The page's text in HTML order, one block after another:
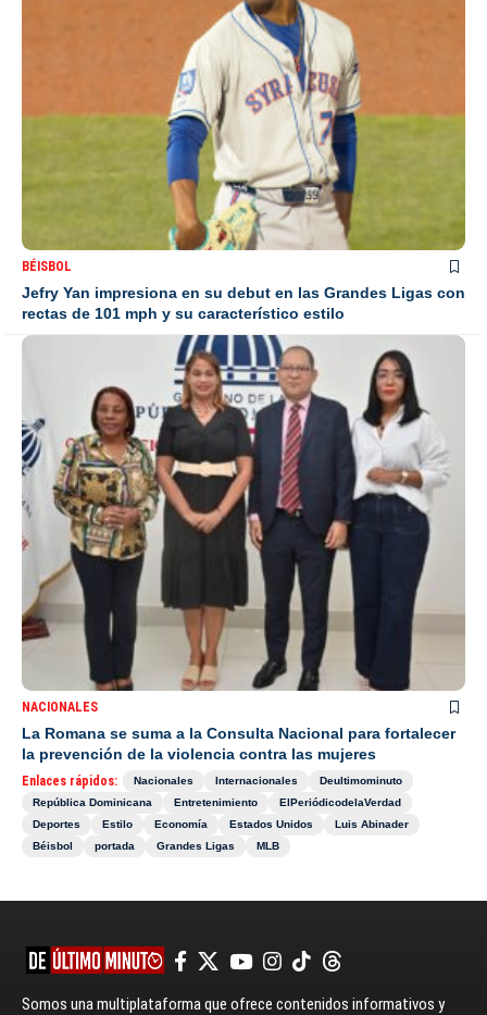
BÉISBOL
Jefry Yan impresiona en su debut en las Grandes Ligas con
rectas de 101 mph y su característico estilo
NACIONALES
La Romana se suma a la Consulta Nacional para fortalecer
la prevención de la violencia contra las mujeres
Enlaces rápidos: Nacionales Internacionales
Deultimominuto
República Dominicana
Entretenimiento
ElPeriódicodelaVerdad
Deportes
Estilo Economía Estados Unidos
Luis Abinader
Béisbol
portada Grandes Ligas MLB
Somos una multiplataforma que ofrece contenidos informativos y